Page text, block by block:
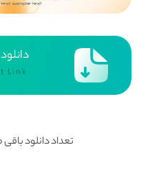
Link
تعداد دانلود باقی